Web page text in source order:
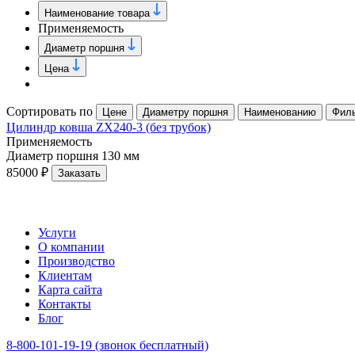
Наименование товара
Применяемость
Диаметр поршня
Цена
Сортировать по Цене Диаметру поршня Наименованию
Цилиндр ковша ZX240-3 (без трубок)
Применяемость
Диаметр поршня 130 мм
85000 ₽
Заказать
Услуги
О компании
Производство
Клиентам
Карта сайта
Контакты
Блог
8-800-101-19-19 (звонок бесплатный)